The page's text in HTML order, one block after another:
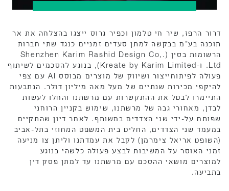
דרור הרפז, שיר חי טלמון וכפיר גרוס ייצגו בהצלחה את אר
תוכנה בע"מ בבקשה למתן סעדים זמניים כנגד שתי חברות
הרשומות בסין (Shenzhen Karim Rashid Design Co,.
Ltd. ו-Kreate by Karim Limited), בנוגע להסכמים לשיתוף
פעולה לפיתוחייצור ושיווק של מוצרים מבוסס AI עם צפי
להיקפי מכירות שנתיים של מעל מאה מיליון דולר. הנתבעות
התיימרו לבטל את ההתקשרות עם מרשתנו והחלו לעשות
לבדן, מאחורי גבה של מרשתנו, שימוש בקניין הרוחני
שפותח על-ידי שני הצדדים במשותף. לאחר דיון שהתקיים
במעמד שני הצדדים, החליט בית המשפט המחוזי בתל-אביב
(השופט אריאל צימרמן) לקבל את עמדתנו וליתן צו מניעה
זמני האוסר על המשיבות לבצע פעולה כלשהי בנוגע
למוצרים מושאי ההסכם עם מרשתנו עד למתן פסק דין
בתביעה.